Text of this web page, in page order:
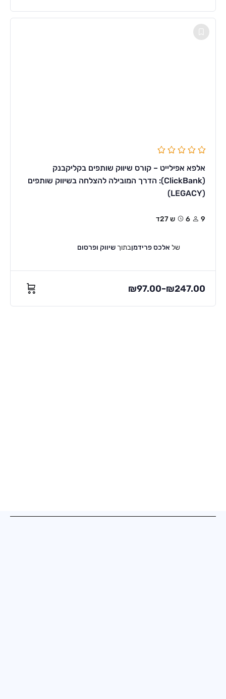
אלפא אפילייט – קורס שיווק שותפים בקליקבנק
(ClickBank): הדרך המובילה להצלחה בשיווק שותפים
(LEGACY)
9 6ש 27ד
של אלכס פרידמןבתוך שיווק ופרסום
₪97.00–₪247.00